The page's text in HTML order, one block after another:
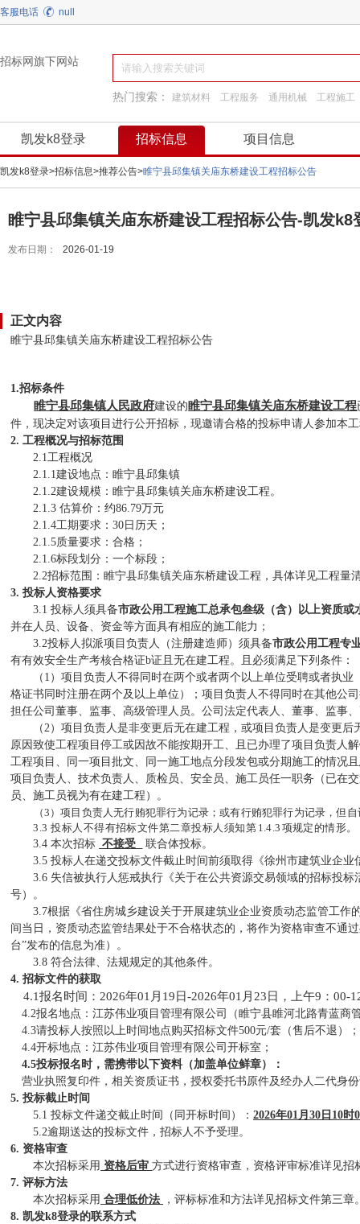
客服电话 null
招标网旗下网站
热门搜索： 建筑材料 工程服务 通用机械
工程施工
凯发k8登录 招标信息 项目信息
凯发k8登录>招标信息>推荐公告>睢宁县邱集镇关庙东桥建设工程招标公告
睢宁县邱集镇关庙东桥建设工程招标公告-凯发k8
发布日期： 2026-01-19
正文内容
睢宁县邱集镇关庙东桥建设工程招标公告
1.招标条件
睢宁县邱集镇人民政府建设的睢宁县邱集镇关庙东桥建设工程
件， 现决定对该项目进行公开招标 ， 现邀请合格的投标申请人参加本
2. 工程概况与招标范围
2.1工程概况
2.1.1建设地点：睢宁县邱集镇
2.1.2建设规模：睢宁县邱集镇关庙东桥建设工程。
2.1.3 估算价：约86.79万元
2.1.4工期要求：30日历天；
2.1.5质量要求：合格；
2.1.6标段划分：一个标段；
2.2招标范围：睢宁县邱集镇关庙东桥建设工程，具体详见工程
3. 投标人资格要求
3.1 投标人须具备市政公用工程施工总承包叁级（含）以上资质
并在人员、设备、资金等方面具有相应的施工能力；
3.2投标人拟派项目负责人（注册建造师）须具备市政公用工程专
有有效安全生产考核合格证b证且无在建工程。且必须满足下列条件：
（ 1）项目负责人不得同时在两个或者两个以上单位受聘或者执
格证书同时注册在两个及以上单位）；项目负责人不得同时在其他公
担任公司董事、监事、高级管理人员。公司法定代表人、董事、监事
（2）项目负责人是非变更后无在建工程，或项目负责人是变更
原因致使工程项目停工或因故不能按期开工、且已办理了项目负责人
工程项目、同一项目批文、同一施工地点分段发包或分期施工的情况
项目负责人、技术负责人、质检员、安全员、施工员任一职务（已在
员、施工员视为有在建工程）。
（3）项目负责人无行贿犯罪行为记录；或有行贿犯罪行为记录，但
3.3 投标人不得有招标文件第二章投标人须知第 1.4.3 项规定的情形。
3.4 本次招标 不接受
联合体投标。
3.5 投标人在递交投标文件截止时间前须取得《徐州市建筑业企业
3.6 失信被执行人惩戒执行《关于在公共资源交易领域的招标投
号）。
3.7根据《省住房城乡建设关于开展建筑业企业资质动态监管工
间当日，资质动态监管结果处于不合格状态的，将作为资格审查不通
台”发布的信息为准）。
3.8 符合法律、法规规定的其他条件。
4. 招标文件的获取
4.1报名时间： 2026年01月19日-2026年01月23日，上午9：00-
4.2报名地点：江苏伟业项目管理有限公司（睢宁县睢河北路青蓝商
4.3请投标人按照以上时间地点购买招标文件500元/套（售后不退）；
4.4开标地点：江苏伟业项目管理有限公司开标室；
4.5投标报名时，需携带以下资料（加盖单位鲜章）：
营业执照复印件，相关资质证书，授权委托书原件及经办人二代身
5. 投标截止时间
5.1 投标文件递交截止时间 （同开标时间） ： 2026年01月30日10时
5.2逾期送达的投标文件，招标人不予受理。
6. 资格审查
本次招标采用 资格后审 方式进行资格审查，资格评审标准详见招
7. 评标方法
本次招标采用 合理低价法
，评标标准和方法详见招标文件第三章
8. 凯发k8登录的联系方式